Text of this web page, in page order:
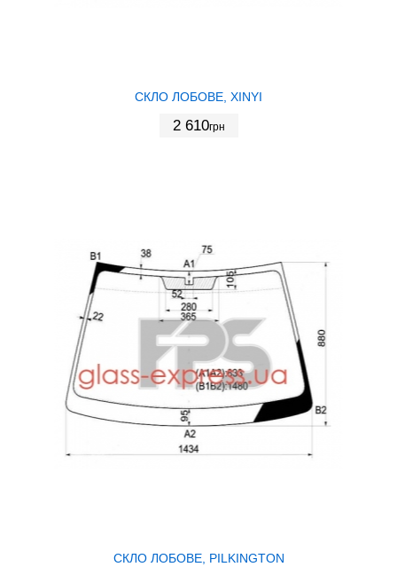
СКЛО ЛОБОВЕ, XINYI
2 610грн
СКЛО ЛОБОВЕ, PILKINGTON